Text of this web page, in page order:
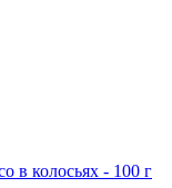
в колосьях - 100 г